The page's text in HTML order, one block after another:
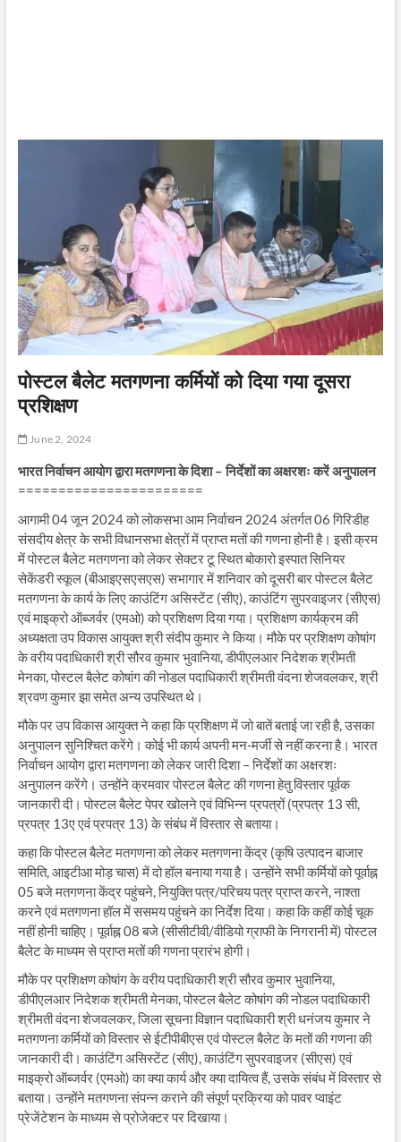
पोस्टल बैलेट मतगणना कर्मियों को दिया गया दूसरा
प्रशिक्षण
June 2, 2024
भारत निर्वाचन आयोग द्वारा मतगणना के दिशा – निर्देशों का अक्षरशः करें अनुपालन
=======================
आगामी 04 जून 2024 को लोकसभा आम निर्वाचन 2024 अंतर्गत 06 गिरिडीह
संसदीय क्षेत्र के सभी विधानसभा क्षेत्रों में प्राप्त मतों की गणना होनी है। इसी क्रम
में पोस्टल बैलेट मतगणना को लेकर सेक्टर टू स्थित बोकारो इस्पात सिनियर
सेकेंडरी स्कूल (बीआइएसएसएस) सभागार में शनिवार को दूसरी बार पोस्टल बैलेट
मतगणना के कार्य के लिए काउंटिंग असिस्टेंट (सीए), काउंटिंग सुपरवाइजर (सीएस)
एवं माइक्रो ऑब्जर्वर (एमओ) को प्रशिक्षण दिया गया। प्रशिक्षण कार्यक्रम की
अध्यक्षता उप विकास आयुक्त श्री संदीप कुमार ने किया। मौके पर प्रशिक्षण कोषांग
के वरीय पदाधिकारी श्री सौरव कुमार भुवानिया, डीपीएलआर निदेशक श्रीमती
मेनका, पोस्टल बैलेट कोषांग की नोडल पदाधिकारी श्रीमती वंदना शेजवलकर, श्री
श्रवण कुमार झा समेत अन्य उपस्थित थे।
मौके पर उप विकास आयुक्त ने कहा कि प्रशिक्षण में जो बातें बताई जा रही है, उसका
अनुपालन सुनिश्चित करेंगे। कोई भी कार्य अपनी मन-मर्जी से नहीं करना है। भारत
निर्वाचन आयोग द्वारा मतगणना को लेकर जारी दिशा – निर्देशों का अक्षरशः
अनुपालन करेंगे। उन्होंने क्रमवार पोस्टल बैलेट की गणना हेतु विस्तार पूर्वक
जानकारी दी। पोस्टल बैलेट पेपर खोलने एवं विभिन्न प्रपत्रों (प्रपत्र 13 सी,
प्रपत्र 13ए एवं प्रपत्र 13) के संबंध में विस्तार से बताया।
कहा कि पोस्टल बैलेट मतगणना को लेकर मतगणना केंद्र (कृषि उत्पादन बाजार
समिति, आइटीआ मोड़ चास) में दो हॉल बनाया गया है। उन्होंने सभी कर्मियों को पूर्वाह्न
05 बजे मतगणना केंद्र पहुंचने, नियुक्ति पत्र/परिचय पत्र प्राप्त करने, नाश्ता
करने एवं मतगणना हॉल में ससमय पहुंचने का निर्देश दिया। कहा कि कहीं कोई चूक
नहीं होनी चाहिए। पूर्वाह्न 08 बजे (सीसीटीवी/वीडियो ग्राफी के निगरानी में) पोस्टल
बैलेट के माध्यम से प्राप्त मतों की गणना प्रारंभ होगी।
मौके पर प्रशिक्षण कोषांग के वरीय पदाधिकारी श्री सौरव कुमार भुवानिया,
डीपीएलआर निदेशक श्रीमती मेनका, पोस्टल बैलेट कोषांग की नोडल पदाधिकारी
श्रीमती वंदना शेजवलकर, जिला सूचना विज्ञान पदाधिकारी श्री धनंजय कुमार ने
मतगणना कर्मियों को विस्तार से ईटीपीबीएस एवं पोस्टल बैलेट के मतों की गणना की
जानकारी दी। काउंटिंग असिस्टेंट (सीए), काउंटिंग सुपरवाइजर (सीएस) एवं
माइक्रो ऑब्जर्वर (एमओ) का क्या कार्य और क्या दायित्व हैं, उसके संबंध में विस्तार से
बताया। उन्होंने मतगणना संपन्न कराने की संपूर्ण प्रक्रिया को पावर प्वाइंट
प्रेजेंटेशन के माध्यम से प्रोजेक्टर पर दिखाया।